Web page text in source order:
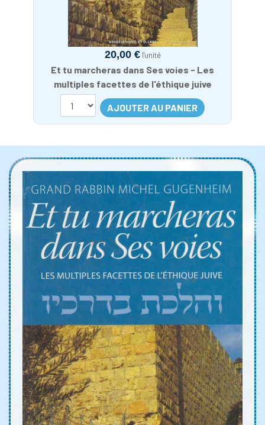
20,00 € l'unité
Et tu marcheras dans Ses voies - Les
multiples facettes de l'éthique juive
AJOUTER AU PANIER